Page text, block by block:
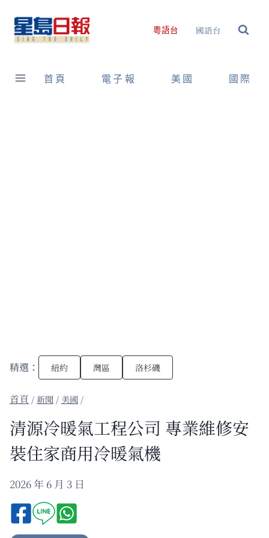
content
粵語台 國語台
首頁 電子報 美國 國際
精選： 紐約 灣區 洛杉磯
/新聞 / 美國 /
清源冷暖氣工程公司 專業維修安
裝住家商用冷暖氣機
2026 年 6 月 3 日